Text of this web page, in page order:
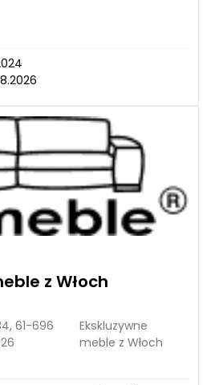
z Włoch
61-696
Ekskluzywne
meble z Włoch